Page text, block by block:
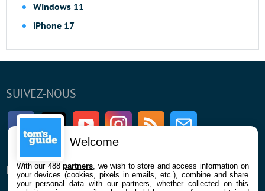
Windows 11
iPhone 17
SUIVEZ-NOUS
FacebookTwitter Youtube InstagramRSS Newsletter
ENTREPRISE À PROPOS
Welcome
With our 488partners , we wish to store and access information on
your devices (cookies, pixels in emails, etc.), combine and share
your personal data with our partners, whether collected on this